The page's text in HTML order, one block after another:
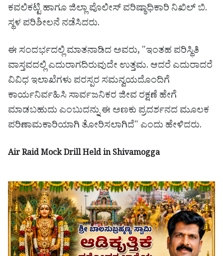
ಕವಲಿಕಟ್ಟಿ ಹಾಗೂ ಜಿಲ್ಲಾ ಪೊಲೀಸ್ ವರಿಷ್ಠಾಧಿಕಾರಿ ನಿಖಿಲ್ ಬಿ.
ಸ್ಥಳ ಪರಿಶೀಲನೆ ನಡೆಸಿದರು.
ಈ ಸಂದರ್ಭದಲ್ಲಿ ಮಾತನಾಡಿದ ಅವರು, "ಇಂತಹ ಪರಿಸ್ಥಿತಿ
ವಾಸ್ತವದಲ್ಲಿ ಎದುರಾಗದಿರುವುದೇ ಉತ್ತಮ. ಆದರೆ ಎದುರಾದರೆ
ವಿವಿಧ ಇಲಾಖೆಗಳು ಪರಸ್ಪರ ಸಮನ್ವಯದೊಂದಿಗೆ
ಕಾರ್ಯನಿರ್ವಹಿಸಿ ಸಾರ್ವಜನಿಕರ ಜೀವ ರಕ್ಷಣೆ ಹೇಗೆ
ಮಾಡಬಹುದು ಎಂಬುದನ್ನು ಈ ಅಣಕು ಪ್ರದರ್ಶನದ ಮೂಲಕ
ಪರಿಣಾಮಕಾರಿಯಾಗಿ ತೋರಿಸಲಾಗಿದೆ" ಎಂದು ಹೇಳಿದರು.
Air Raid Mock Drill Held in Shivamogga